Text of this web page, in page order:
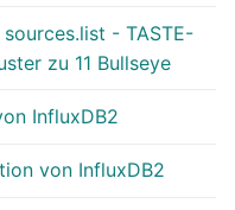
- TASTE-
zu 11 Bullseye
InfluxDB2
von InfluxDB2